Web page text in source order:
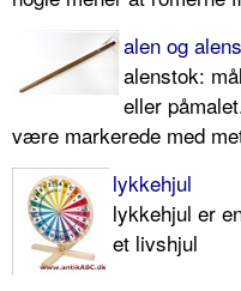
alen og
alenstok:
eller
være markerede med
lykkehjul
lykkehjul er
et livshjul